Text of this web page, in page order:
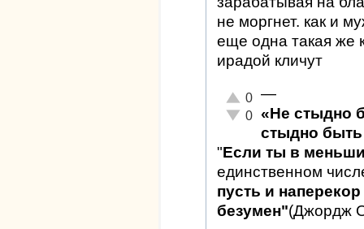
не моргнет. как и
еще одна такая же
ирадой кличут
Отлично!
0
Неадекватно!
0
—
«Не стыдно
стыдно быть
"Если ты в
единственном
пусть и
безумен"(Джордж